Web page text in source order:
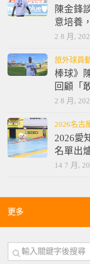
陳金鋒
意培養
2 8 月,
旅外球員
棒球》
回顧「
2 8 月,
2026名古
2026愛
名單出
14 7 月,
更多